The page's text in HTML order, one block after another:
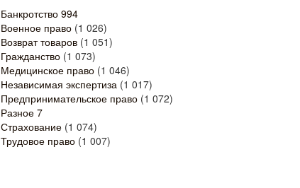
Банкротство 994
Военное право (1 026)
Возврат товаров (1 051)
Гражданство (1 073)
Медицинское право (1 046)
Независимая экспертиза (1 017)
Предпринимательское право (1 072)
Разное 7
Страхование (1 074)
Трудовое право (1 007)